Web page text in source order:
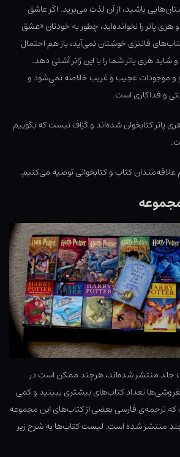
باشید، از آن لذت می‌برید. اگر عاشق
پاتر را نخوانده‌اید، چطور به خودتان «عشق
فانتزی خوشتان نمی‌آید، باز هم احتمال
شاید هری پاتر شما را با این ژانر آشتی دهد.
و موجودات عجیب و غریب خلاصه نمی‌شود و
و فداکاری است.
پاتر کتابخوان شده‌اند و گزاف نیست که بگوییم
علاقه‌مندان کتاب و کتابخوانی توصیه می‌کنیم.
جلد منتشر شده‌اند، هرچند ممکن است در
تعداد کتاب‌های بیشتری ببینید و کمی
ترجمه‌ی فارسی بعضی از کتاب‌های این مجموعه
منتشر شده است. لیست کتاب‌ها به شرح زیر